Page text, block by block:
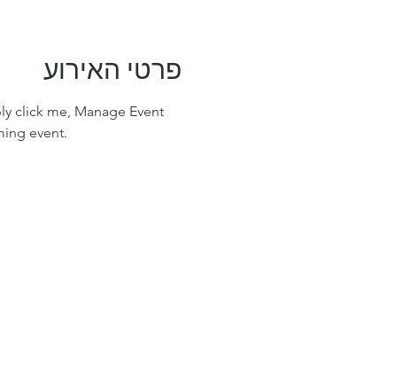
פרטי האירוע
click me, Manage Event
event.